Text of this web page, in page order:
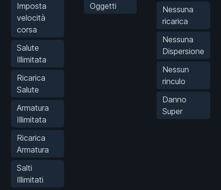
Imposta
velocità
corsa
Salute
Illimitata
Ricarica
Salute
Armatura
Illimitata
Ricarica
Armatura
Salti
Illimitati
Oggetti
Nessuna
ricarica
Nessuna
Dispersione
Nessun
rinculo
Danno
Super